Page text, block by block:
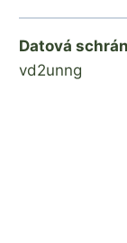
Datová
vd2unng